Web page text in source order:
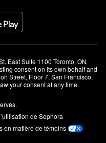
East Suite 1100 Toronto, ON
consent on its own behalf and
Street, Floor 7, San Francisco,
your consent at any time.
de Sephora
en matière de témoins